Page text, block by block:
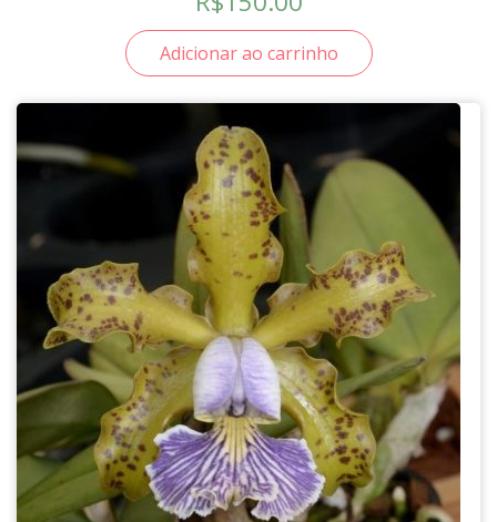
Adicionar ao carrinho